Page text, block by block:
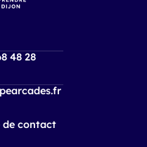
48 28
de contact